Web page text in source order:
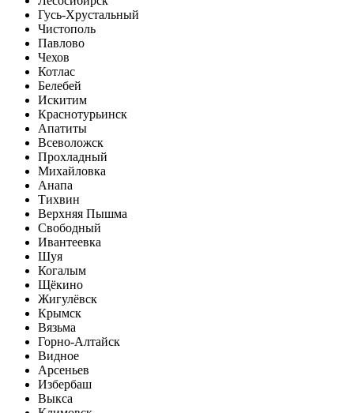
Гусь-Хрустальный
Чистополь
Павлово
Чехов
Котлас
Белебей
Искитим
Краснотурьинск
Апатиты
Всеволожск
Прохладный
Михайловка
Анапа
Тихвин
Верхняя Пышма
Свободный
Ивантеевка
Шуя
Когалым
Щёкино
Жигулёвск
Крымск
Вязьма
Горно-Алтайск
Видное
Арсеньев
Избербаш
Выкса